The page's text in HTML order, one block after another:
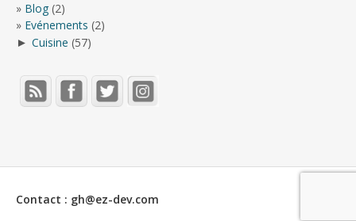
Blog (2)
Evénements (2)
► Cuisine (57)
Contact : gh@ez-dev.com